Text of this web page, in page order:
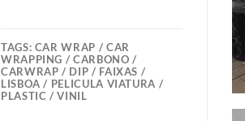
TAGS: CAR WRAP / CAR
WRAPPING / CARBONO /
CARWRAP / DIP / FAIXAS /
LISBOA / PELICULA VIATURA /
PLASTIC / VINIL